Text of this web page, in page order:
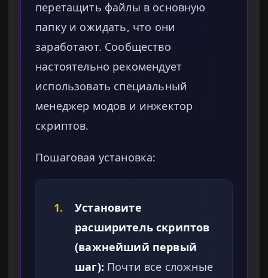
перетащить файлы в основную
папку и ожидать, что они
заработают. Сообщество
настоятельно рекомендует
использовать специальный
менеджер модов и инжектор
скриптов.
Пошаговая установка:
1.
Установите
расширитель скриптов
(важнейший первый
шаг): Почти все сложные